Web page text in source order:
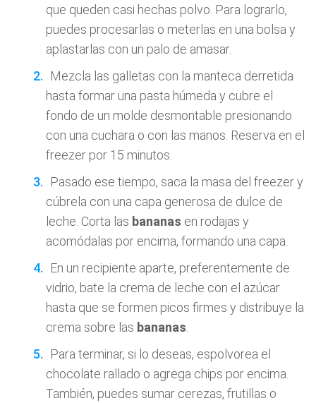
que queden casi hechas polvo. Para lograrlo,
puedes procesarlas o meterlas en una bolsa y
aplastarlas con un palo de amasar.
Mezcla las galletas con la manteca derretida
hasta formar una pasta húmeda y cubre el
fondo de un molde desmontable presionando
con una cuchara o con las manos. Reserva en el
freezer por 15 minutos.
Pasado ese tiempo, saca la masa del freezer y
cúbrela con una capa generosa de dulce de
leche. Corta las bananas en rodajas y
acomódalas por encima, formando una capa.
En un recipiente aparte, preferentemente de
vidrio, bate la crema de leche con el azúcar
hasta que se formen picos firmes y distribuye la
crema sobre las bananas
Para terminar, si lo deseas, espolvorea el
chocolate rallado o agrega chips por encima.
También, puedes sumar cerezas, frutillas o